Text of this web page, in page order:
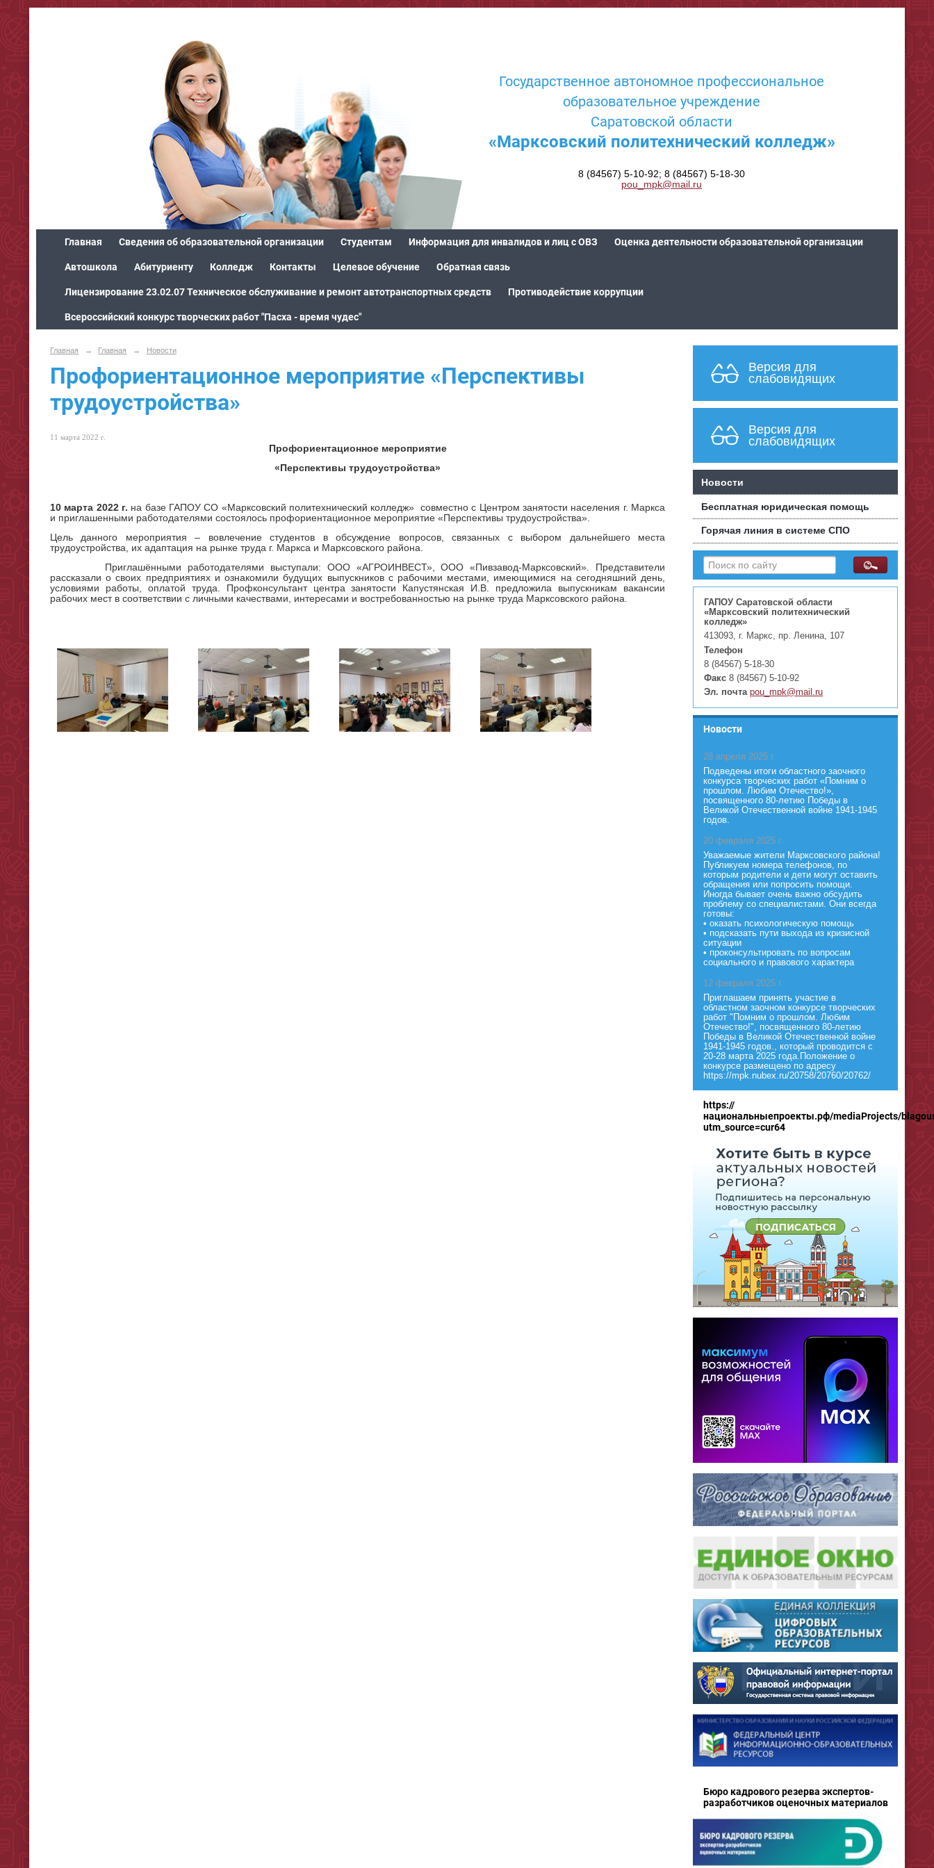
Государственное автономное профессиональное
образовательное учреждение
Саратовской области
«Марксовский политехнический колледж»
8 (84567) 5-10-92; 8 (84567) 5-18-30
pou_mpk@mail.ru
Главная Сведения об образовательной организации Студентам Информация для инвалидов и лиц с ОВЗ Оценка деятельности образовательной организации
Автошкола Абитуриенту Колледж Контакты Целевое обучение Обратная связь
Лицензирование 23.02.07 Техническое обслуживание и ремонт автотранспортных средств Противодействие коррупции
Всероссийский конкурс творческих работ "Пасха - время чудес"
Главная → Главная → Новости
Профориентационное мероприятие «Перспективы
трудоустройства»
11 марта 2022 г.
Профориентационное мероприятие
«Перспективы трудоустройства»
10 марта 2022 г. на базе ГАПОУ СО «Марксовский политехнический колледж»
совместно с Центром занятости населения г. Маркса
и приглашенными работодателями состоялось профориентационное мероприятие «Перспективы трудоустройства».
Цель данного мероприятия – вовлечение студентов в обсуждение вопросов, связанных с выбором дальнейшего места
трудоустройства, их адаптация на рынке труда г. Маркса и Марксовского района.
Приглашёнными работодателями выступали: ООО «АГРОИНВЕСТ», ООО «Пивзавод-Марксовский». Представители
рассказали о своих предприятиях и ознакомили будущих выпускников с рабочими местами, имеющимися на сегодняшний день,
условиями работы, оплатой труда. Профконсультант центра занятости Капустянская И.В. предложила выпускникам вакансии
рабочих мест в соответствии с личными качествами, интересами и востребованностью на рынке труда Марксовского района.
Версия для
слабовидящих
Версия для
слабовидящих
Новости
Бесплатная юридическая помощь
Горячая линия в системе СПО
ГАПОУ Саратовской области
«Марксовский политехнический
колледж»
413093, г. Маркс, пр. Ленина, 107
Телефон
8 (84567) 5-18-30
Факс 8 (84567) 5-10-92
Эл. почта pou_mpk@mail.ru
Новости
28 апреля 2025 г.
Подведены итоги областного заочного
конкурса творческих работ «Помним о
прошлом. Любим Отечество!»,
посвященного 80-летию Победы в
Великой Отечественной войне 1941-1945
годов.
20 февраля 2025 г.
Уважаемые жители Марксовского района!
Публикуем номера телефонов, по
которым родители и дети могут оставить
обращения или попросить помощи.
Иногда бывает очень важно обсудить
проблему со специалистами. Они всегда
готовы:
• оказать психологическую помощь
• подсказать пути выхода из кризисной
ситуации
• проконсультировать по вопросам
социального и правового характера
12 февраля 2025 г.
Приглашаем принять участие в
областном заочном конкурсе творческих
работ "Помним о прошлом. Любим
Отечество!", посвященного 80-летию
Победы в Великой Отечественной войне
1941-1945 годов., который проводится с
20-28 марта 2025 года.Положение о
конкурсе размещено по адресу
https://mpk.nubex.ru/20758/20760/20762/
https://
национальныепроекты.рф/mediaProjects/
utm_source=cur64
Бюро кадрового резерва экспертов-
разработчиков оценочных материалов